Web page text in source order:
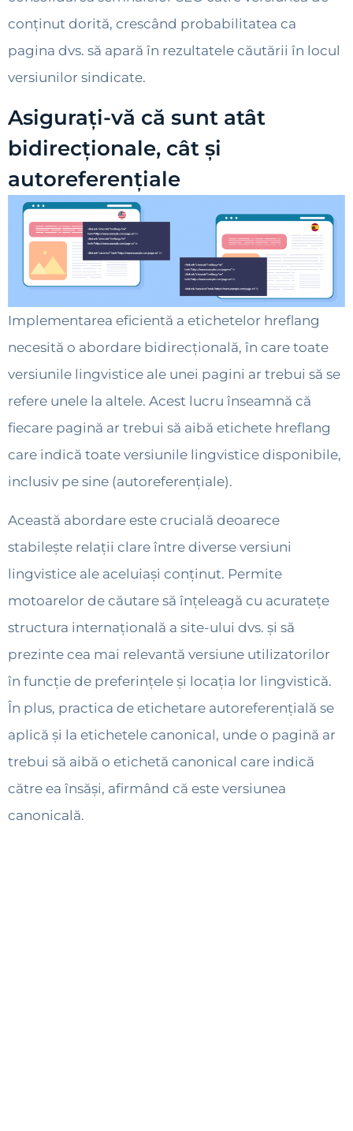
conținut dorită, crescând probabilitatea ca
pagina dvs. să apară în rezultatele căutării în locul
versiunilor sindicate.
Asigurați-vă că sunt atât
bidirecționale, cât și
autoreferențiale
Implementarea eficientă a etichetelor hreflang
necesită o abordare bidirecțională, în care toate
versiunile lingvistice ale unei pagini ar trebui să se
refere unele la altele. Acest lucru înseamnă că
fiecare pagină ar trebui să aibă etichete hreflang
care indică toate versiunile lingvistice disponibile,
inclusiv pe sine (autoreferențiale).
Această abordare este crucială deoarece
stabilește relații clare între diverse versiuni
lingvistice ale aceluiași conținut. Permite
motoarelor de căutare să înțeleagă cu acuratețe
structura internațională a site-ului dvs. și să
prezinte cea mai relevantă versiune utilizatorilor
în funcție de preferințele și locația lor lingvistică.
În plus, practica de etichetare autoreferențială se
aplică și la etichetele canonical, unde o pagină ar
trebui să aibă o etichetă canonical care indică
către ea însăși, afirmând că este versiunea
canonicală.